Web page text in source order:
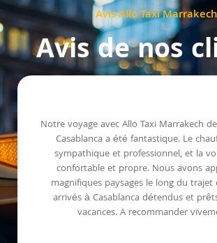
Avis Allo Taxi Marrakech
Avis de nos
Notre voyage avec Allo Taxi Marrakech
Casablanca a été fantastique. Le
sympathique et professionnel, et la
confortable et propre. Nous avons
magnifiques paysages le long du trajet
arrivés à Casablanca détendus et
vacances. A recommander